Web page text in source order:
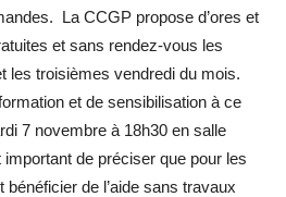
La CCGP propose d’ores et
et sans rendez-vous les
les troisièmes vendredi du mois.
et de sensibilisation à ce
7 novembre à 18h30 en salle
de préciser que pour les
de l’aide sans travaux